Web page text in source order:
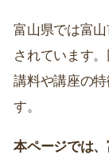
富山県では富
されています
講料や講座の
す。
本ページでは